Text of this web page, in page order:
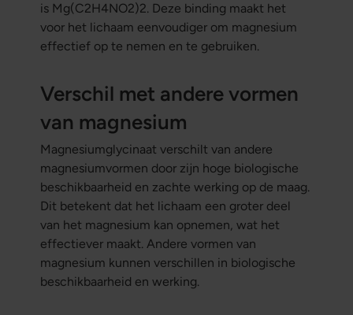
is Mg(C2H4NO2)2. Deze binding maakt het
voor het lichaam eenvoudiger om magnesium
effectief op te nemen en te gebruiken.
Verschil met andere vormen
van magnesium
Magnesiumglycinaat verschilt van andere
magnesiumvormen door zijn hoge biologische
beschikbaarheid en zachte werking op de maag.
Dit betekent dat het lichaam een groter deel
van het magnesium kan opnemen, wat het
effectiever maakt. Andere vormen van
magnesium kunnen verschillen in biologische
beschikbaarheid en werking.